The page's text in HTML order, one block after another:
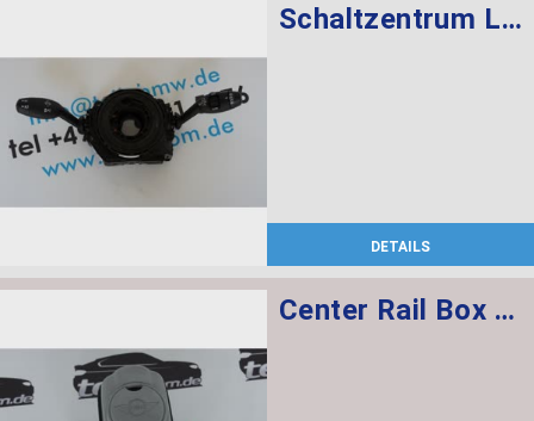
Schaltzentrum Lenksäule
DETAILS
Center Rail Box RAIL R60